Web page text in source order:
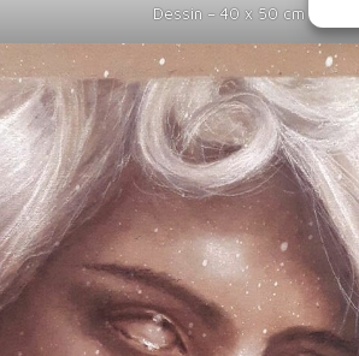
Dessin – 40 x 50 cm